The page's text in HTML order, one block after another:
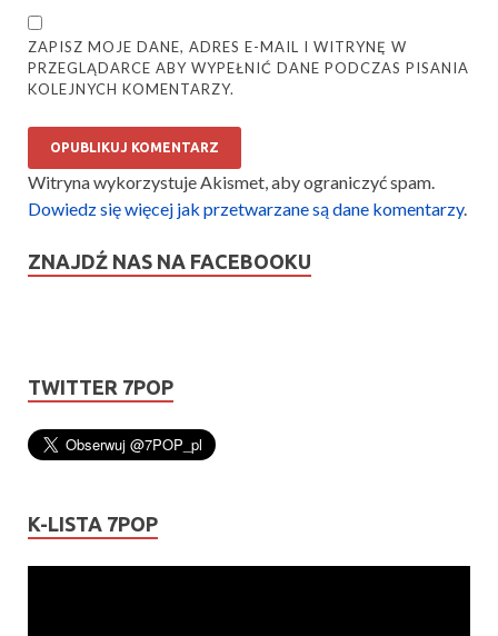
ZAPISZ MOJE DANE, ADRES E-MAIL I WITRYNĘ W
PRZEGLĄDARCE ABY WYPEŁNIĆ DANE PODCZAS PISANIA
KOLEJNYCH KOMENTARZY.
Witryna wykorzystuje Akismet, aby ograniczyć spam.
Dowiedz się więcej jak przetwarzane są dane komentarzy.
ZNAJDŹ NAS NA FACEBOOKU
TWITTER 7POP
K-LISTA 7POP